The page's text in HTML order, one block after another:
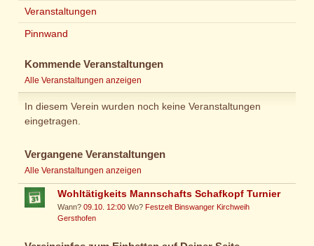
Veranstaltungen
Pinnwand
Kommende Veranstaltungen
Alle Veranstaltungen anzeigen
In diesem Verein wurden noch keine Veranstaltungen
eingetragen.
Vergangene Veranstaltungen
Alle Veranstaltungen anzeigen
Wohltätigkeits Mannschafts Schafkopf Turnier
Wann?09.10. 12:00 Wo?Festzelt Binswanger Kirchweih
Gersthofen